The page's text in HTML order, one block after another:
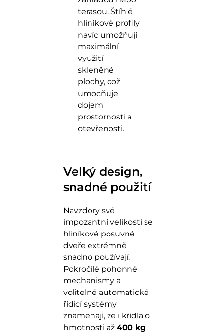
terasou. Štíhlé
hliníkové profily
navíc umožňují
maximální
využití
skleněné
plochy, což
umocňuje
dojem
prostornosti a
otevřenosti.
Velký design,
snadné použití
Navzdory své
impozantní velikosti se
hliníkové posuvné
dveře extrémně
snadno používají.
Pokročilé pohonné
mechanismy a
volitelné automatické
řídicí systémy
znamenají, že i křídla o
hmotnosti až 400 kg